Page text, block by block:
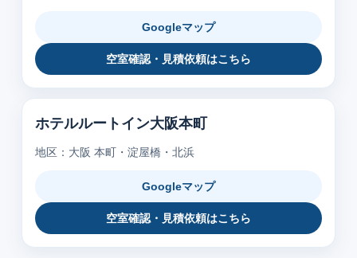
Googleマップ
空室確認・見積依頼はこちら
ホテルルートイン大阪本町
地区：大阪 本町・淀屋橋・北浜
Googleマップ
空室確認・見積依頼はこちら